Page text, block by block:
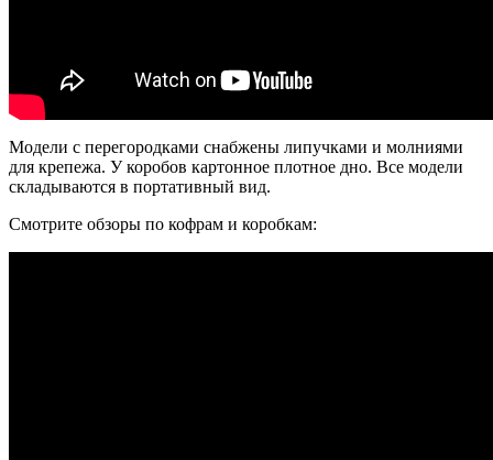
Модели с перегородками снабжены липучками и молниями
для крепежа. У коробов картонное плотное дно. Все модели
складываются в портативный вид.
Смотрите обзоры по кофрам и коробкам: